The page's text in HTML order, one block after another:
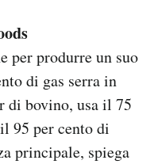
per produrre un suo
di gas serra in
di bovino, usa il 75
95 per cento di
principale, spiega